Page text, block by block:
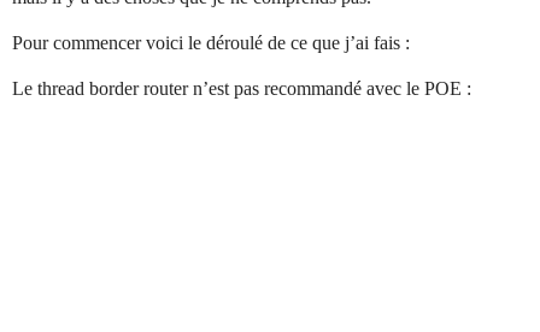
Pour commencer voici le déroulé de ce que j’ai fais :
Le thread border router n’est pas recommandé avec le POE :